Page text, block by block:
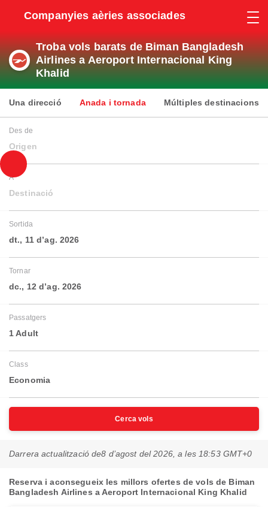
Companyies aèries associades
Troba vols barats de Biman Bangladesh
Airlines a Aeroport Internacional King
Khalid
Una direcció Anada i tornada Múltiples destinacions
Des de
Origen
A
Destinació
Sortida
dt., 11 d’ag. 2026
Tornar
dc., 12 d’ag. 2026
Passatgers
1 Adult
Class
Economia
Cerca vols
Darrera actualització de8 d’agost del 2026, a les 18:53 GMT+0
Reserva i aconsegueix les millors ofertes de vols de Biman
Bangladesh Airlines a Aeroport Internacional King Khalid